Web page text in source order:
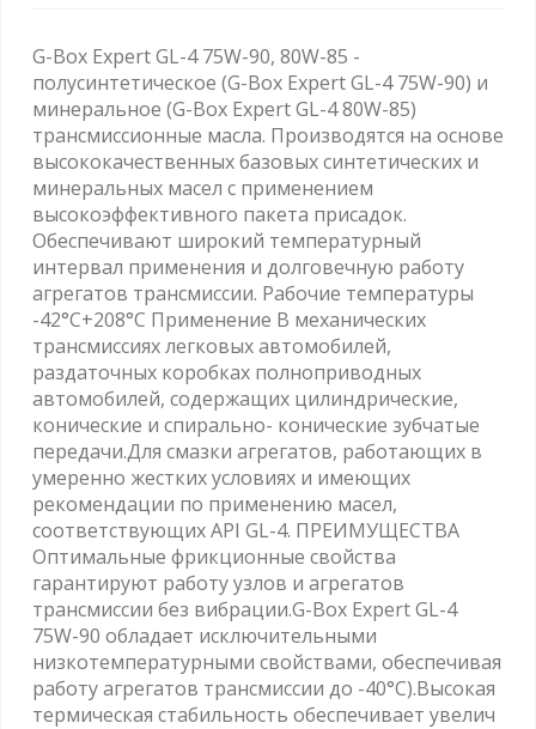
G-Box Expert GL-4 75W-90, 80W-85 -
полусинтетическое (G-Box Expert GL-4 75W-90) и
минеральное (G-Box Expert GL-4 80W-85)
трансмиссионные масла. Производятся на основе
высококачественных базовых синтетических и
минеральных масел с применением
высокоэффективного пакета присадок.
Обеспечивают широкий температурный
интервал применения и долговечную работу
агрегатов трансмиссии. Рабочие температуры
-42°C+208°C Применение В механических
трансмиссиях легковых автомобилей,
раздаточных коробках полноприводных
автомобилей, содержащих цилиндрические,
конические и спирально- конические зубчатые
передачи.Для смазки агрегатов, работающих в
умеренно жестких условиях и имеющих
рекомендации по применению масел,
соответствующих API GL-4. ПРЕИМУЩЕСТВА
Оптимальные фрикционные свойства
гарантируют работу узлов и агрегатов
трансмиссии без вибрации.G-Box Expert GL-4
75W-90 обладает исключительными
низкотемпературными свойствами, обеспечивая
работу агрегатов трансмиссии до -40°С).Высокая
термическая стабильность обеспечивает увелич